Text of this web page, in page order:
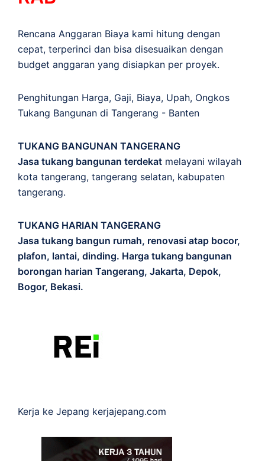
Rencana Anggaran Biaya kami hitung dengan
cepat, terperinci dan bisa disesuaikan dengan
budget anggaran yang disiapkan per proyek.
Penghitungan Harga, Gaji, Biaya, Upah, Ongkos
Tukang Bangunan di Tangerang - Banten
TUKANG BANGUNAN TANGERANG
Jasa tukang bangunan terdekat melayani wilayah
kota tangerang, tangerang selatan, kabupaten
tangerang.
TUKANG HARIAN TANGERANG
Jasa tukang bangun rumah, renovasi atap bocor,
plafon, lantai, dinding. Harga tukang bangunan
borongan harian Tangerang, Jakarta, Depok,
Bogor, Bekasi.
Kerja ke Jepang kerjajepang.com